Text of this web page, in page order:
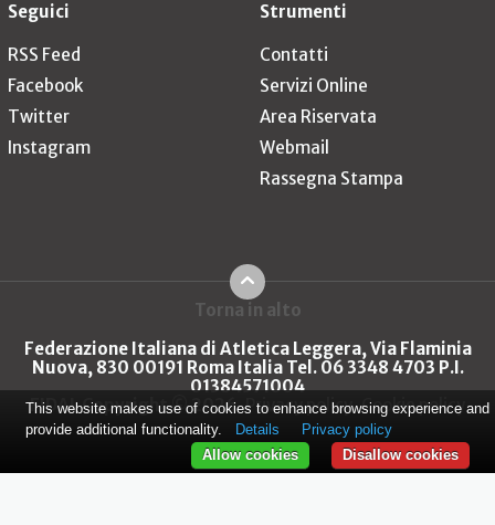
Seguici
RSS Feed
Facebook
Twitter
Instagram
Strumenti
Contatti
Servizi Online
Area Riservata
Webmail
Rassegna Stampa
Torna in alto
Federazione Italiana di Atletica Leggera, Via Flaminia
Nuova, 830 00191 Roma Italia Tel. 06 3348 4703 P.I.
01384571004
FIDAL Copyright © 2026 Privacy policy Cookie policy
This website makes use of cookies to enhance browsing experience and
provide additional functionality.
Details
Privacy policy
Disallow cookies
Allow cookies